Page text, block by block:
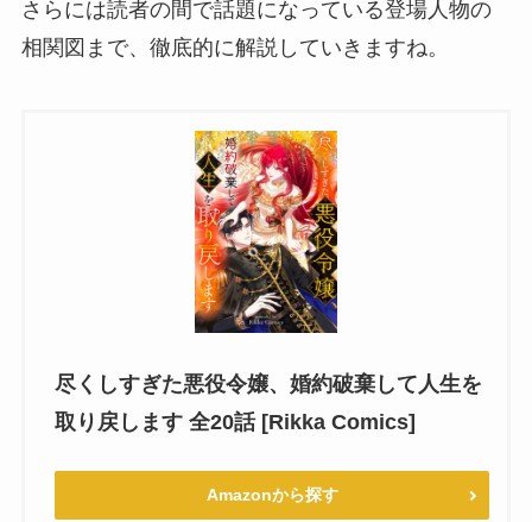
さらには読者の間で話題になっている登場人物の
相関図まで、徹底的に解説していきますね。
尽くしすぎた悪役令嬢、婚約破棄して人生を
取り戻します 全20話 [Rikka Comics]
Amazonから探す